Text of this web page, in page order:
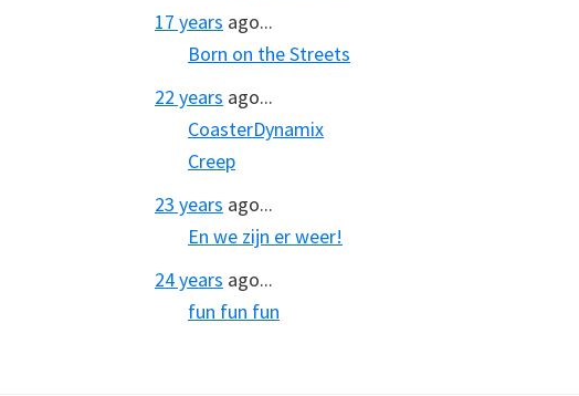
17 years ago...
Born on the Streets
22 years ago...
CoasterDynamix
Creep
23 years ago...
En we zijn er weer!
24 years ago...
fun fun fun